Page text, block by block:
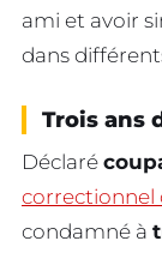
ami et avoir
dans
Trois ans
Déclaré
correctionnel
condamné à